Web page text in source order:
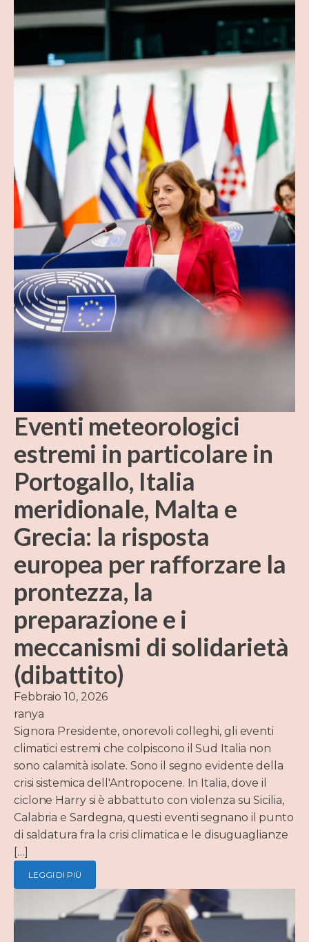
Eventi meteorologici
estremi in particolare in
Portogallo, Italia
meridionale, Malta e
Grecia: la risposta
europea per rafforzare la
prontezza, la
preparazione e i
meccanismi di solidarietà
(dibattito)
Febbraio 10, 2026
ranya
Signora Presidente, onorevoli colleghi, gli eventi
climatici estremi che colpiscono il Sud Italia non
sono calamità isolate. Sono il segno evidente della
crisi sistemica dell'Antropocene. In Italia, dove il
ciclone Harry si è abbattuto con violenza su Sicilia,
Calabria e Sardegna, questi eventi segnano il punto
di saldatura fra la crisi climatica e le disuguaglianze
[…]
LEGGI DI PIÙ